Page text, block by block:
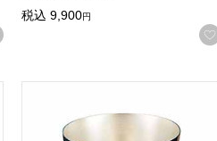
お気に入りに登録する
税込 9,900円